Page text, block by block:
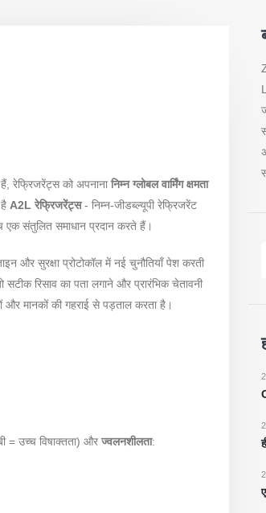
रेफ्रिजरेंट्स को अपनाना निम्न ग्लोबल वार्मिंग क्षमता
A2L रेफ्रिजरेंट्स- निम्न-जीडब्ल्यूपी रेफ्रिजरेंट
एक संतुलित समाधान प्रदान करते हैं।
और सुरक्षा प्रोटोकॉल में नई चुनौतियाँ पेश करती
सटीक रिसाव का पता लगाने और प्रारंभिक चेतावनी
और मानकों की गहराई से पड़ताल करता है।
= उच्च विषाक्तता) और ज्वलनशीलता: